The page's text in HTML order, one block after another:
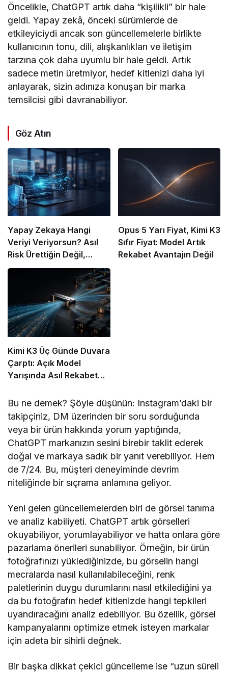
Öncelikle, ChatGPT artık daha “kişilikli” bir hale
geldi. Yapay zekâ, önceki sürümlerde de
etkileyiciydi ancak son güncellemelerle birlikte
kullanıcının tonu, dili, alışkanlıkları ve iletişim
tarzına çok daha uyumlu bir hale geldi. Artık
sadece metin üretmiyor, hedef kitlenizi daha iyi
anlayarak, sizin adınıza konuşan bir marka
temsilcisi gibi davranabiliyor.
Göz Atın
Yapay Zekaya Hangi
Veriyi Veriyorsun? Asıl
Risk Ürettiğin Değil,
Verdiğin Veride
Opus 5 Yarı Fiyat, Kimi K3
Sıfır Fiyat: Model Artık
Rekabet Avantajın Değil
Kimi K3 Üç Günde Duvara
Çarptı: Açık Model
Yarışında Asıl Rekabet
Bu ne demek? Şöyle düşünün: Instagram’daki bir
takipçiniz, DM üzerinden bir soru sorduğunda
veya bir ürün hakkında yorum yaptığında,
ChatGPT markanızın sesini birebir taklit ederek
doğal ve markaya sadık bir yanıt verebiliyor. Hem
de 7/24. Bu, müşteri deneyiminde devrim
niteliğinde bir sıçrama anlamına geliyor.
Yeni gelen güncellemelerden biri de görsel tanıma
ve analiz kabiliyeti. ChatGPT artık görselleri
okuyabiliyor, yorumlayabiliyor ve hatta onlara göre
pazarlama önerileri sunabiliyor. Örneğin, bir ürün
fotoğrafınızı yüklediğinizde, bu görselin hangi
mecralarda nasıl kullanılabileceğini, renk
paletlerinin duygu durumlarını nasıl etkilediğini ya
da bu fotoğrafın hedef kitlenizde hangi tepkileri
uyandıracağını analiz edebiliyor. Bu özellik, görsel
kampanyalarını optimize etmek isteyen markalar
için adeta bir sihirli değnek.
Bir başka dikkat çekici güncelleme ise “uzun süreli